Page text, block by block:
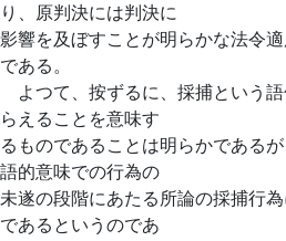
り、原判決には判決に
影響を及ぼすことが明らかな法令
である。
よつて、按ずるに、採捕という
らえることを意味す
るものであることは明らかである
語的意味での行為の
未遂の段階にあたる所論の採捕行
であるというのであ